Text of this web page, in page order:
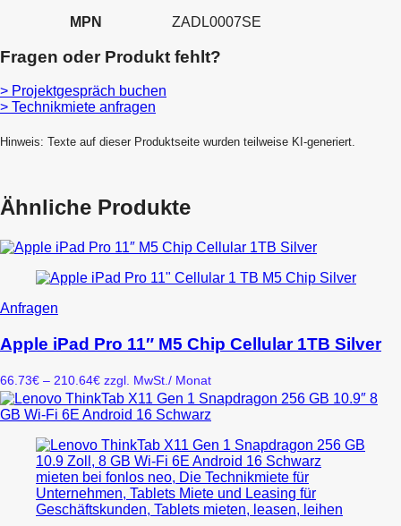
MPN ZADL0007SE
Fragen oder Produkt fehlt?
> Projektgespräch buchen
> Technikmiete anfragen
Hinweis: Texte auf dieser Produktseite wurden teilweise KI-generiert.
Ähnliche Produkte
Anfragen
weist
mehrere
auf.
Die
Optionen
können
auf
der
Produktseite
gewählt
werden
Apple iPad Pro 11″ M5 Chip Cellular 1TB Silver
66.73€ – 210.64€Preisspanne:
66.73€
bis
zzgl. MwSt./ Monat